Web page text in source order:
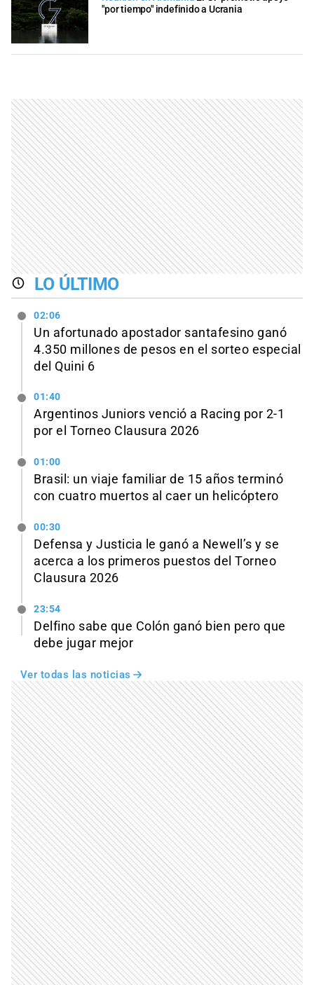
"por tiempo" indefinido a Ucrania
LO ÚLTIMO
02:06
Un afortunado apostador santafesino ganó
4.350 millones de pesos en el sorteo especial
del Quini 6
01:40
Argentinos Juniors venció a Racing por 2-1
por el Torneo Clausura 2026
01:00
Brasil: un viaje familiar de 15 años terminó
con cuatro muertos al caer un helicóptero
00:30
Defensa y Justicia le ganó a Newell’s y se
acerca a los primeros puestos del Torneo
Clausura 2026
23:54
Delfino sabe que Colón ganó bien pero que
debe jugar mejor
Ver todas las noticias